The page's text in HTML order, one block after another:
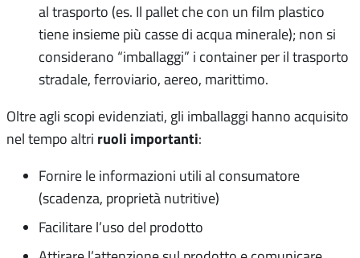
al trasporto (es. Il pallet che con un film plastico
tiene insieme più casse di acqua minerale); non si
considerano “imballaggi” i container per il trasporto
stradale, ferroviario, aereo, marittimo.
Oltre agli scopi evidenziati, gli imballaggi hanno acquisito
nel tempo altri ruoli importanti:
Fornire le informazioni utili al consumatore
(scadenza, proprietà nutritive)
Facilitare l’uso del prodotto